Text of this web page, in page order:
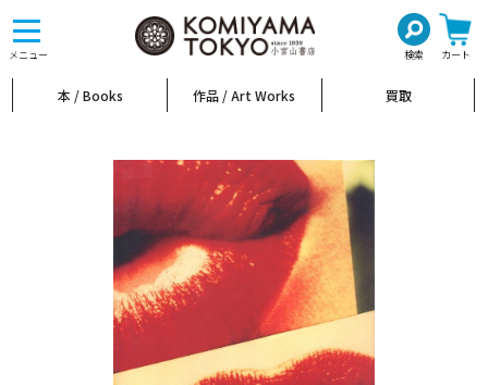
メニュー 検索 カート
toggle
navigation
本 / Books 作品 / Art Works 買取